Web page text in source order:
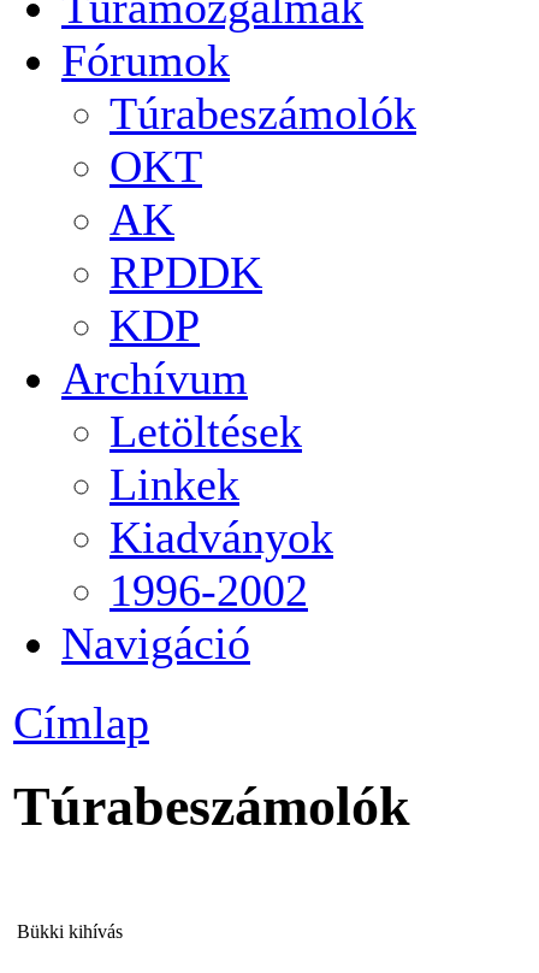
Fórumok
Túrabeszámolók
OKT
AK
RPDDK
KDP
Archívum
Letöltések
Linkek
Kiadványok
1996-2002
Navigáció
Címlap
Túrabeszámolók
Bükki kihívás